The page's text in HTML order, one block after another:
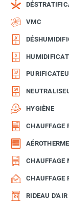
VMC
HYGIÈNE
CHAUFFAGE
CHAUFFAGE
CHAUFFAGE
RIDEAU